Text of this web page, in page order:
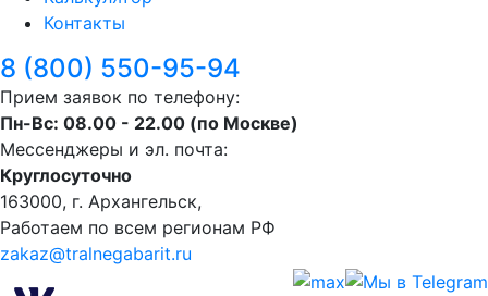
Контакты
8 (800) 550-95-94
Прием заявок по телефону:
Пн-Вс: 08.00 - 22.00 (по Москве)
Мессенджеры и эл. почта:
Круглосуточно
163000, г. Архангельск,
Работаем по всем регионам РФ
zakaz@tralnegabarit.ru